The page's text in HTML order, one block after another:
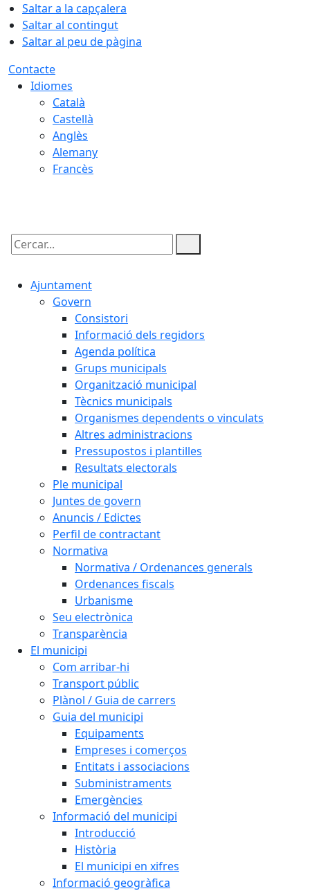
Saltar a la capçalera
Saltar al contingut
Saltar al peu de pàgina
Contacte
Idiomes
Català
Castellà
Anglès
Alemany
Francès
Cercar:
Ajuntament
Govern
Consistori
Informació dels regidors
Agenda política
Grups municipals
Organització municipal
Tècnics municipals
Organismes dependents o vinculats
Altres administracions
Pressupostos i plantilles
Resultats electorals
Ple municipal
Juntes de govern
Anuncis / Edictes
Perfil de contractant
Normativa
Normativa / Ordenances generals
Ordenances fiscals
Urbanisme
Seu electrònica
Transparència
El municipi
Com arribar-hi
Transport públic
Plànol / Guia de carrers
Guia del municipi
Equipaments
Empreses i comerços
Entitats i associacions
Subministraments
Emergències
Informació del municipi
Introducció
Història
El municipi en xifres
Informació geogràfica